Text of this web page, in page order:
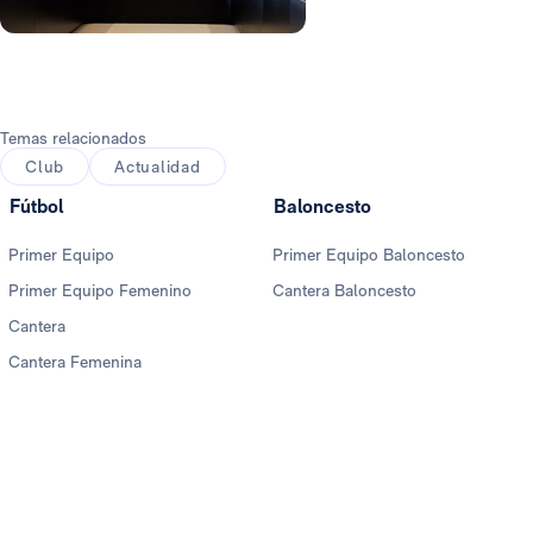
Temas relacionados
Club
Actualidad
Fútbol
Primer Equipo
Primer Equipo Femenino
Cantera
Cantera Femenina
Baloncesto
Primer Equipo Baloncesto
Cantera Baloncesto